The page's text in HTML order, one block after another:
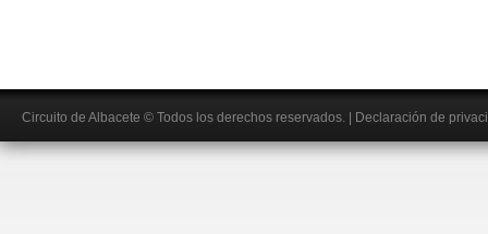
Circuito de Albacete © Todos los derechos reservados. Declaración de